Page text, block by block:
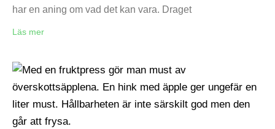
har en aning om vad det kan vara. Draget
Läs mer